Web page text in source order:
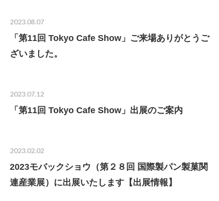
2023.08.07
「第11回 Tokyo Cafe Show」ご来場ありがとうご
ざいました。
2023.07.12
「第11回 Tokyo Cafe Show」出展のご案内
2023.02.02
2023モバックショウ（第２８回 国際製パン製菓関
連産業展）に出展いたします【出展情報】